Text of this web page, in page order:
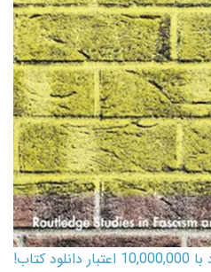
کارت اعتباری کتاب دانلود با 10,000,000 اعتبار دانلود کتاب!